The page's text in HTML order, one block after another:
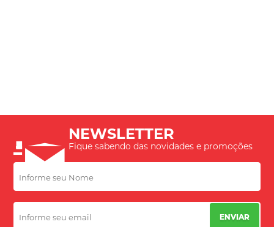
NEWSLETTER
Fique sabendo das novidades e promoções
ENVIAR